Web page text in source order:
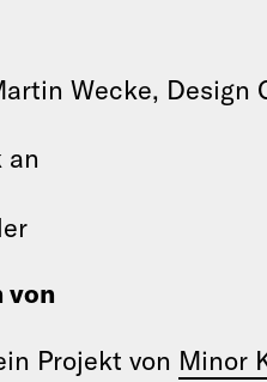
Wecke, Design
an
von
Projekt von Minor